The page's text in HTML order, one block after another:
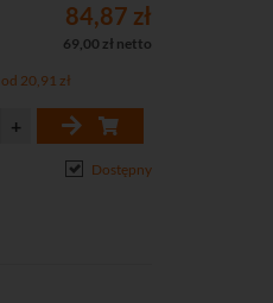
84,87 zł
69,00 zł netto
od 20,91 zł
Dostępny